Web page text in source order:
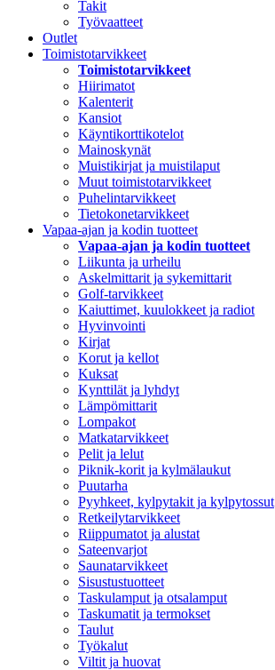
Takit
Työvaatteet
Outlet
Toimistotarvikkeet
Toimistotarvikkeet
Hiirimatot
Kalenterit
Kansiot
Käyntikorttikotelot
Mainoskynät
Muistikirjat ja muistilaput
Muut toimistotarvikkeet
Puhelintarvikkeet
Tietokonetarvikkeet
Vapaa-ajan ja kodin tuotteet
Vapaa-ajan ja kodin tuotteet
Liikunta ja urheilu
Askelmittarit ja sykemittarit
Golf-tarvikkeet
Kaiuttimet, kuulokkeet ja radiot
Hyvinvointi
Kirjat
Korut ja kellot
Kuksat
Kynttilät ja lyhdyt
Lämpömittarit
Lompakot
Matkatarvikkeet
Pelit ja lelut
Piknik-korit ja kylmälaukut
Puutarha
Pyyhkeet, kylpytakit ja kylpytossut
Retkeilytarvikkeet
Riippumatot ja alustat
Sateenvarjot
Saunatarvikkeet
Sisustustuotteet
Taskulamput ja otsalamput
Taskumatit ja termokset
Taulut
Työkalut
Viltit ja huovat